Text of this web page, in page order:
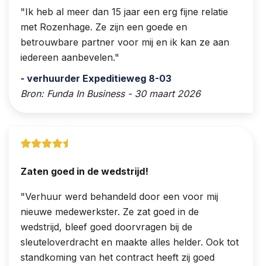
Ik heb al meer dan 15 jaar een erg fijne relatie
met Rozenhage. Ze zijn een goede en
betrouwbare partner voor mij en ik kan ze aan
iedereen aanbevelen.
- verhuurder Expeditieweg 8-03
Bron: Funda In Business - 30 maart 2026
Zaten goed in de wedstrijd!
Verhuur werd behandeld door een voor mij
nieuwe medewerkster. Ze zat goed in de
wedstrijd, bleef goed doorvragen bij de
sleuteloverdracht en maakte alles helder. Ook tot
standkoming van het contract heeft zij goed